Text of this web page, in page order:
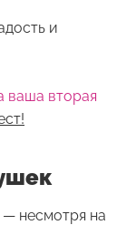
и
ваша вторая
— несмотря на